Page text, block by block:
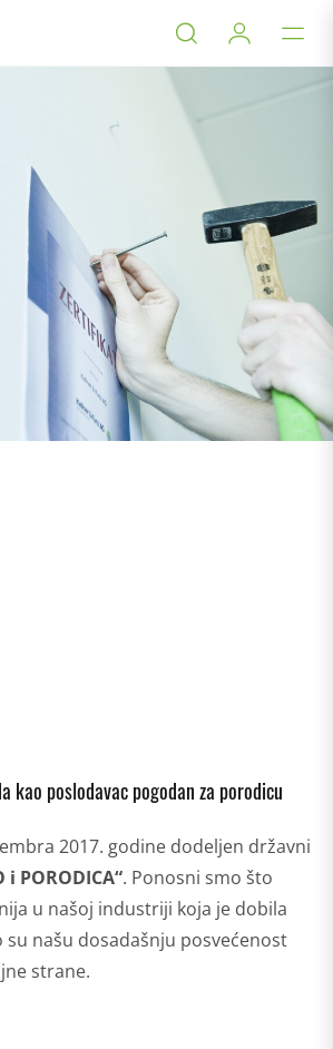
kao poslodavac pogodan za porodicu
2017. godine dodeljen državni
i PORODICA“. Ponosni smo što
u našoj industriji koja je dobila
su našu dosadašnju posvećenost
strane.